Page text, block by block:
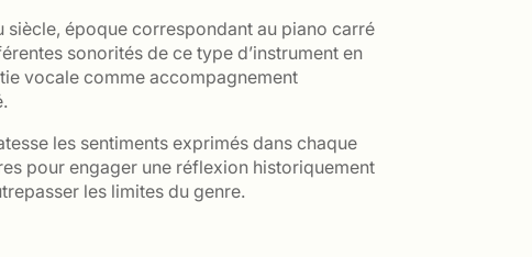
siècle, époque correspondant au piano carré
sonorités de ce type d’instrument en
vocale comme accompagnement
les sentiments exprimés dans chaque
pour engager une réflexion historiquement
les limites du genre.